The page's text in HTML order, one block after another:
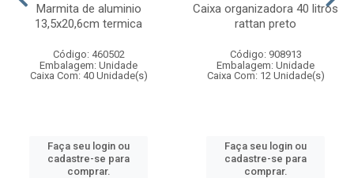
Marmita de aluminio
13,5x20,6cm termica
Código: 460502
Embalagem: Unidade
Caixa Com: 40 Unidade(s)
Faça seu login ou
cadastre-se para
comprar.
Caixa organizadora 40 litros
rattan preto
Código: 908913
Embalagem: Unidade
Caixa Com: 12 Unidade(s)
Faça seu login ou
cadastre-se para
comprar.